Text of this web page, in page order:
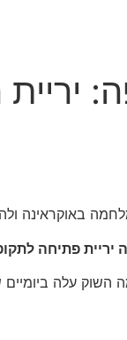
באוקראינה
פתיחה
השוק עלה